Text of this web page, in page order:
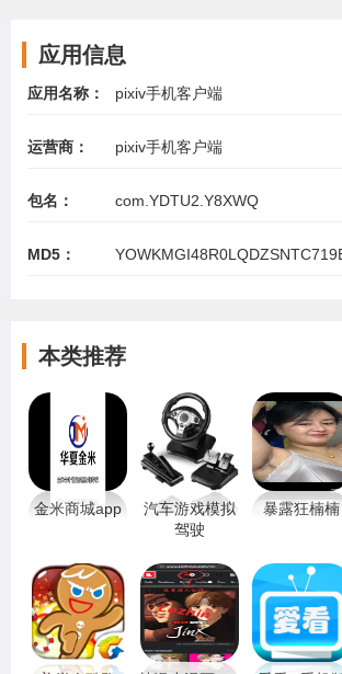
应用信息
应用名称： pixiv手机客户端
运营商： pixiv手机客户端
包名： com.YDTU2.Y8XWQ
MD5：
本类推荐
金米商城app
汽车游戏模拟
驾驶
暴露狂楠楠